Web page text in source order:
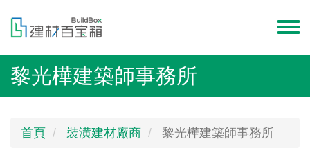
內
menu
黎光樺建築師事務所
首頁 裝潢建材廠商 黎光樺建築師事務所